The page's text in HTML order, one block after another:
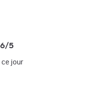
5
ce jour